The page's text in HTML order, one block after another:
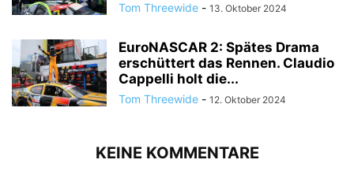
Tom Threewide - 13. Oktober 2024
EuroNASCAR 2: Spätes Drama
erschüttert das Rennen. Claudio
Cappelli holt die...
Tom Threewide - 12. Oktober 2024
KEINE KOMMENTARE